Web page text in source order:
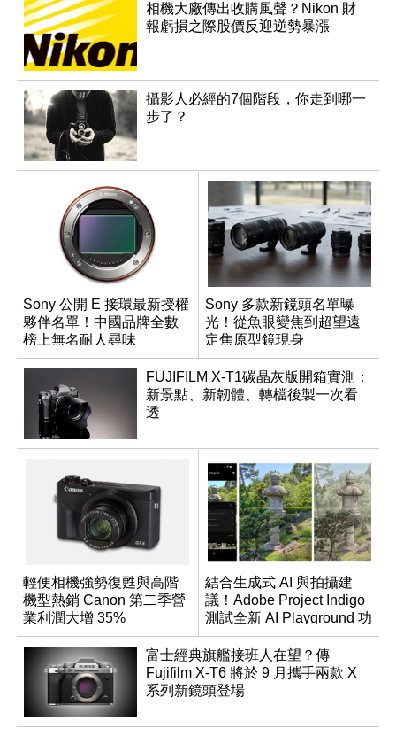
相機大廠傳出收購風聲？Nikon 財
報虧損之際股價反迎逆勢暴漲
攝影人必經的7個階段，你走到哪一
步了？
Sony 公開 E 接環最新授權
夥伴名單！中國品牌全數
榜上無名耐人尋味
Sony 多款新鏡頭名單曝
光！從魚眼變焦到超望遠
定焦原型鏡現身
FUJIFILM X-T1碳晶灰版開箱實測：
新景點、新韌體、轉檔後製一次看
透
輕便相機強勢復甦與高階
機型熱銷 Canon 第二季營
業利潤大增 35%
結合生成式 AI 與拍攝建
議！Adobe Project Indigo
測試全新 AI Playground 功
能
富士經典旗艦接班人在望？傳
Fujifilm X-T6 將於 9 月攜手兩款 X
系列新鏡頭登場